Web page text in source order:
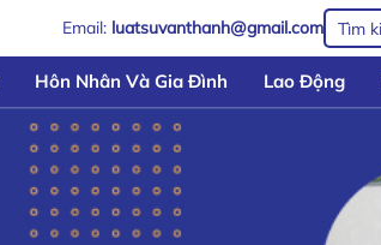
Email: luatsuvanthanh@gmail.com
Hôn Nhân Và Gia Đình Lao Động